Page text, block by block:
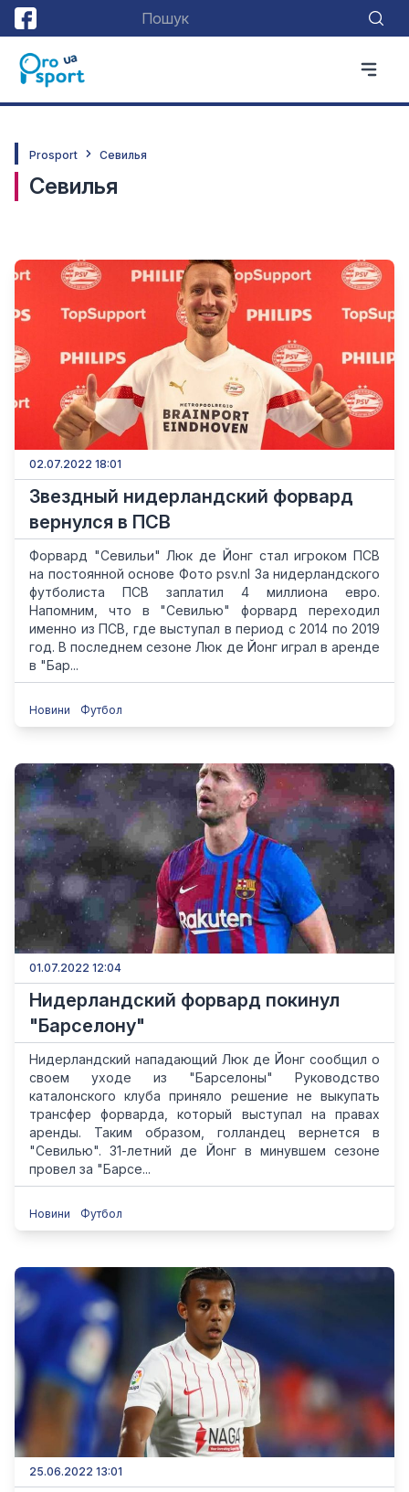
Prosport Севилья
Севилья
02.07.2022 18:01
Звездный нидерландский форвард
вернулся в ПСВ
Форвард "Севильи" Люк де Йонг стал игроком ПСВ
на постоянной основе Фото psv.nl За нидерландского
футболиста ПСВ заплатил 4 миллиона евро.
Напомним, что в "Севилью" форвард переходил
именно из ПСВ, где выступал в период с 2014 по 2019
год. В последнем сезоне Люк де Йонг играл в аренде
в "Бар...
Новини Футбол
01.07.2022 12:04
Нидерландский форвард покинул
"Барселону"
Нидерландский нападающий Люк де Йонг сообщил о
своем уходе из "Барселоны" Руководство
каталонского клуба приняло решение не выкупать
трансфер форварда, который выступал на правах
аренды. Таким образом, голландец вернется в
"Севилью". 31-летний де Йонг в минувшем сезоне
провел за "Барсе...
Новини Футбол
25.06.2022 13:01